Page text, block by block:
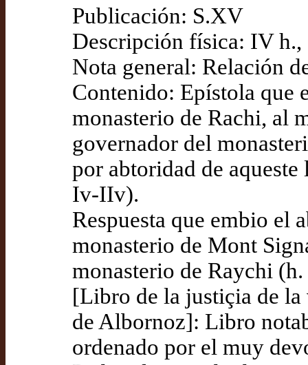
Publicación: S.XV
Descripción física: IV
Nota general: Relación
Contenido: Epístola que
monasterio de Rachi, al
governador del
por abtoridad de
Iv-IIv).
Respuesta que embio el
monasterio de Mont
monasterio de Raychi
[Libro de la justiçia de
de Albornoz]: Libro
ordenado por el muy